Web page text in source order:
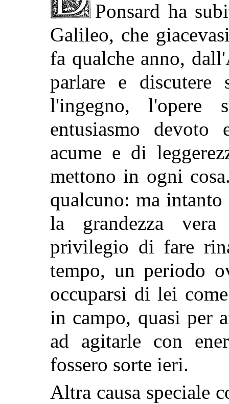
Ponsard ha
Galileo, che
fa qualche anno,
parlare e
l'ingegno,
entusiasmo
acume e di
mettono in ogni
qualcuno: ma
la grandezza
privilegio di fare
tempo, un periodo
occuparsi di lei
in campo, quasi per
ad agitarle con
fossero sorte ieri.
Altra causa speciale